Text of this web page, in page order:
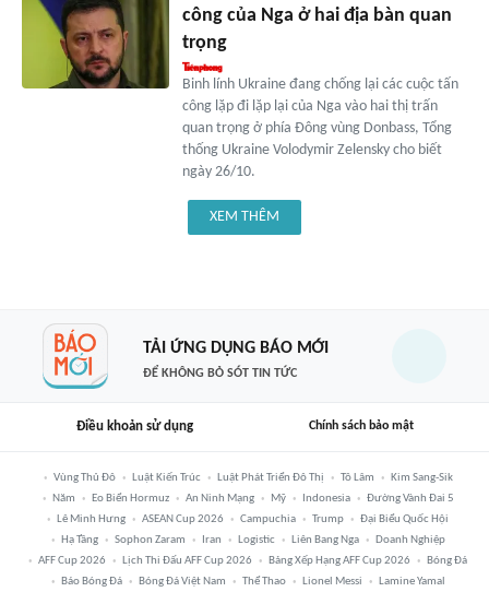
công của Nga ở hai địa bàn quan
trọng
Binh lính Ukraine đang chống lại các cuộc tấn
công lặp đi lặp lại của Nga vào hai thị trấn
quan trọng ở phía Đông vùng Donbass, Tổng
thống Ukraine Volodymir Zelensky cho biết
ngày 26/10.
XEM THÊM
TẢI ỨNG DỤNG BÁO MỚI
ĐỂ KHÔNG BỎ SÓT TIN TỨC
Điều khoản sử dụng Chính sách bảo mật
Vùng Thủ Đô Luật Kiến Trúc Luật Phát Triển Đô Thị Tô Lâm
Kim Sang-Sik
Năm
Eo Biển Hormuz An Ninh Mạng Mỹ Indonesia
Đường Vành Đai 5
Lê Minh Hưng
ASEAN Cup 2026 Campuchia Trump
Đại Biểu Quốc Hội
Hạ Tầng
Sophon Zaram Iran Logistic Liên Bang Nga
Doanh Nghiệp
AFF Cup 2026
Lịch Thi Đấu AFF Cup 2026 Bảng Xếp Hạng AFF Cup 2026
Bóng Đá
Báo Bóng Đá
Bóng Đá Việt Nam Thể Thao Lionel Messi Lamine Yamal